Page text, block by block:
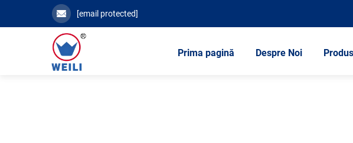
[email protected]
Prima pagină Despre Noi